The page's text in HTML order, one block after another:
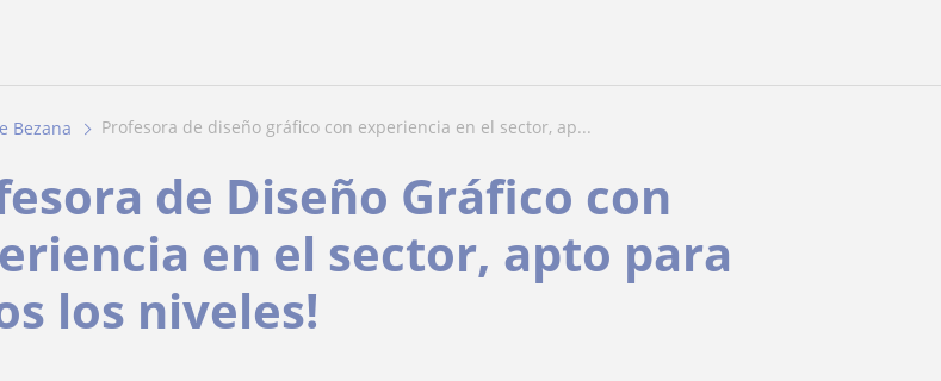
Bezana profesora de diseño gráfico con experiencia en el sector, ap...
de Diseño Gráfico con
en el sector, apto para
los niveles!